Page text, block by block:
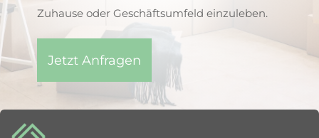
Zuhause oder Geschäftsumfeld einzuleben.
Jetzt Anfragen